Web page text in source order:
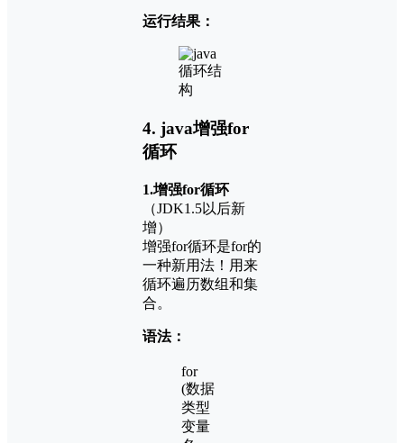
运行结果：
4. java增强for
循环
1.增强for循环
（JDK1.5以后新
增）
增强for循环是for的
一种新用法！用来
循环遍历数组和集
合。
语法：
for
(数据
类型
变量